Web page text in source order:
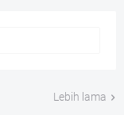
Lebih lama